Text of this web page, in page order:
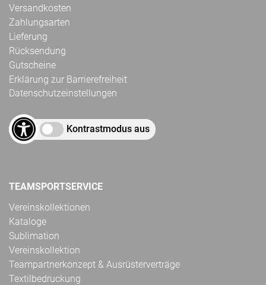
Versandkosten
Zahlungsarten
Lieferung
Rücksendung
Gutscheine
Erklärung zur Barrierefreiheit
Datenschutzeinstellungen
Kontrastmodus aus
TEAMSPORTSERVICE
Vereinskollektionen
Kataloge
Sublimation
Vereinskollektion
Teampartnerkonzept & Ausrüsterverträge
Textilbedruckung